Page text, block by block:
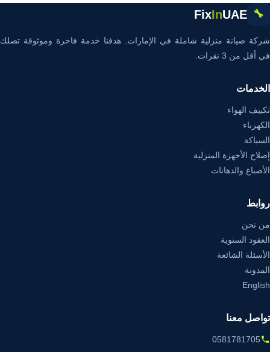
🔧
FixInUAE
شركة صيانة منزلية شاملة في الإمارات. هدفنا خدمة فاخرة وموثوقة تصلك
في أقل من 3 نقرات.
الخدمات
تكييف الهواء
الكهرباء
السباكة
إصلاح الأجهزة المنزلية
الأصباغ والدهانات
روابط
من نحن
العقود السنوية
الأسئلة الشائعة
المدونة
English
تواصل معنا
0581781705